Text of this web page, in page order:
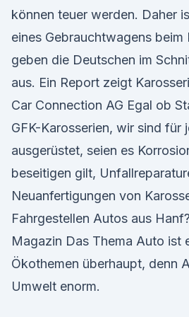
können teuer werden. Daher
eines Gebrauchtwagens
geben die Deutschen im
aus. Ein Report zeigt
Car Connection AG Egal ob
GFK-Karosserien, wir sind für
ausgerüstet, seien es
beseitigen gilt,
Neuanfertigungen von
Fahrgestellen Autos aus
Magazin Das Thema Auto ist
Ökothemen überhaupt, denn
Umwelt enorm.